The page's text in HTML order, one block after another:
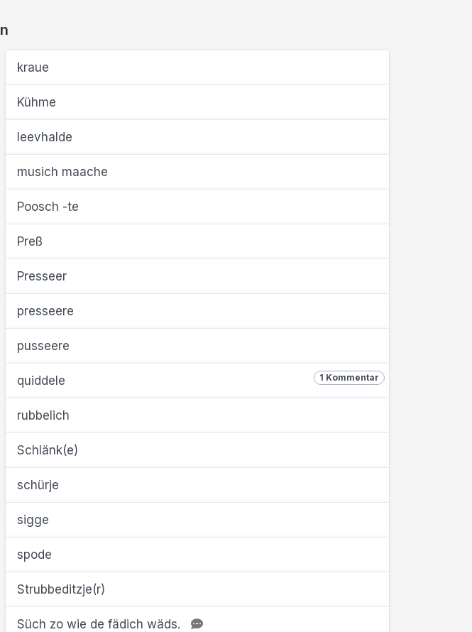
kraue
Kühme
leevhalde
musich maache
Poosch -te
Preß
Presseer
presseere
pusseere
1 Kommentar
quiddele
rubbelich
Schlänk(e)
schürje
sigge
spode
Strubbeditzje(r)
Süch zo wie de fädich wäds.